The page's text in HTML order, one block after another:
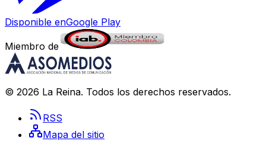
Disponible enGoogle Play
Miembro de
© 2026 La Reina. Todos los derechos reservados.
RSS
Mapa del sitio